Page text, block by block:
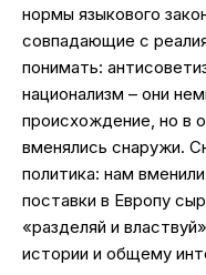
нормы языкового
совпадающие с
понимать:
национализм – они
происхождение, но в
вменялись снаружи.
политика: нам
поставки в Европу
«разделяй и
истории и общему